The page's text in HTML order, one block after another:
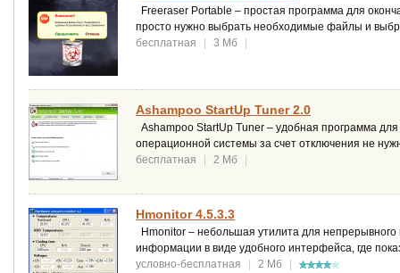
Freeraser Portable – простая программа для
просто нужно выбрать необходимые файлы и
бесплатная
| 3 Мб |
Ashampoo StartUp Tuner 2.0
Ashampoo StartUp Tuner – удобная программа
операционной системы за счет отключения не
бесплатная
| 2 Мб |
Hmonitor 4.5.3.3
Hmonitor – небольшая утилита для
информации в виде удобного интерфейса, где
условно-бесплатная
| 2 Мб |